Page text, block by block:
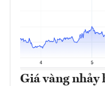
Giá vàng nhảy